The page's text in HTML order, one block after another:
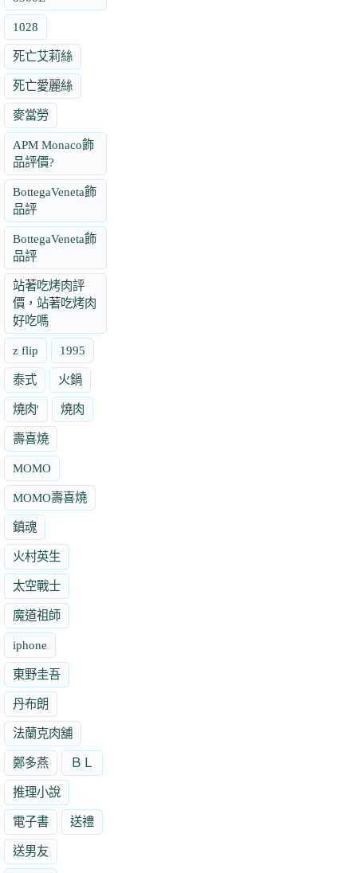
1028
死亡艾莉絲
死亡愛麗絲
麥當勞
APM Monaco飾
品評價?
BottegaVeneta飾
品評
BottegaVeneta飾
品評
站著吃烤肉評
價，站著吃烤肉
好吃嗎
z flip 1995
泰式 火鍋
燒肉' 燒肉
壽喜燒
MOMO
MOMO壽喜燒
鎮魂
火村英生
太空戰士
魔道祖師
iphone
東野圭吾
丹布朗
法蘭克肉舖
鄭多燕 ＢＬ
推理小說
電子書 送禮
送男友